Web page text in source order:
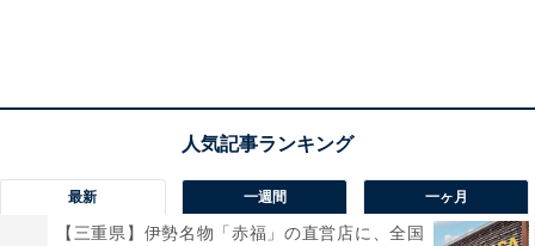
最新 一週間 一ヶ月
【三重県】伊勢名物「赤福」の直営店に、全国